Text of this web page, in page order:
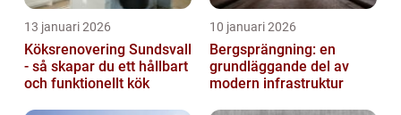
13 januari 2026
Köksrenovering Sundsvall
- så skapar du ett hållbart
och funktionellt kök
10 januari 2026
Bergsprängning: en
grundläggande del av
modern infrastruktur